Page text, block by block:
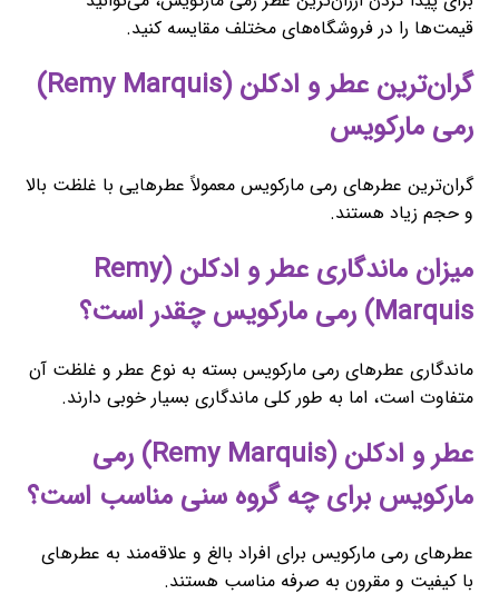
قیمت‌ها را در فروشگاه‌های مختلف مقایسه کنید.
گران‌ترین عطر و ادکلن (Remy Marquis)
رمی مارکویس
گران‌ترین عطرهای رمی مارکویس معمولاً عطرهایی با غلظت بالا
و حجم زیاد هستند.
میزان ماندگاری عطر و ادکلن (Remy
Marquis) رمی مارکویس چقدر است؟
ماندگاری عطرهای رمی مارکویس بسته به نوع عطر و غلظت آن
متفاوت است، اما به طور کلی ماندگاری بسیار خوبی دارند.
عطر و ادکلن (Remy Marquis) رمی
مارکویس برای چه گروه سنی مناسب است؟
عطرهای رمی مارکویس برای افراد بالغ و علاقه‌مند به عطرهای
با کیفیت و مقرون به صرفه مناسب هستند.